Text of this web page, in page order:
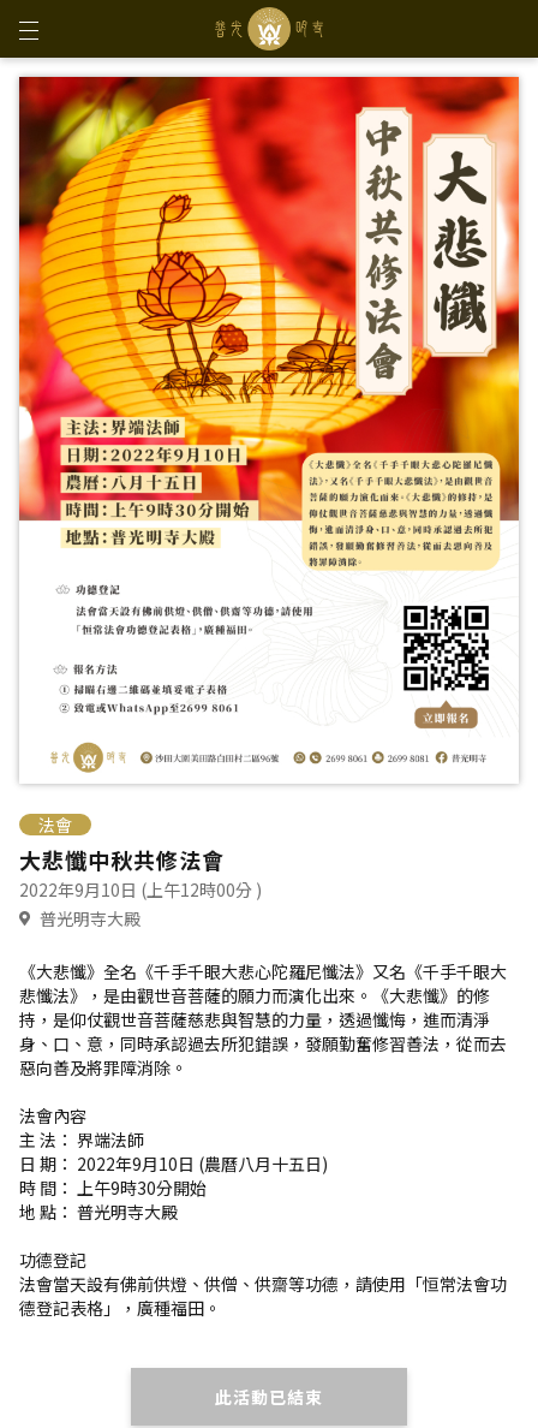
法會
大悲懺中秋共修法會
2022年9月10日 (上午12時00分 )
普光明寺大殿
《大悲懺》全名《千手千眼大悲心陀羅尼懺法》又名《千手千眼大
悲懺法》，是由觀世音菩薩的願力而演化出來。《大悲懺》的修
持，是仰仗觀世音菩薩慈悲與智慧的力量，透過懺悔，進而清淨
身、口、意，同時承認過去所犯錯誤，發願勤奮修習善法，從而去
惡向善及將罪障消除。
法會內容
主 法： 界端法師
日 期： 2022年9月10日 (農曆八月十五日)
時 間： 上午9時30分開始
地 點： 普光明寺大殿
功德登記
法會當天設有佛前供燈、供僧、供齋等功德，請使用「恒常法會功
德登記表格」，廣種福田。
此活動已結束